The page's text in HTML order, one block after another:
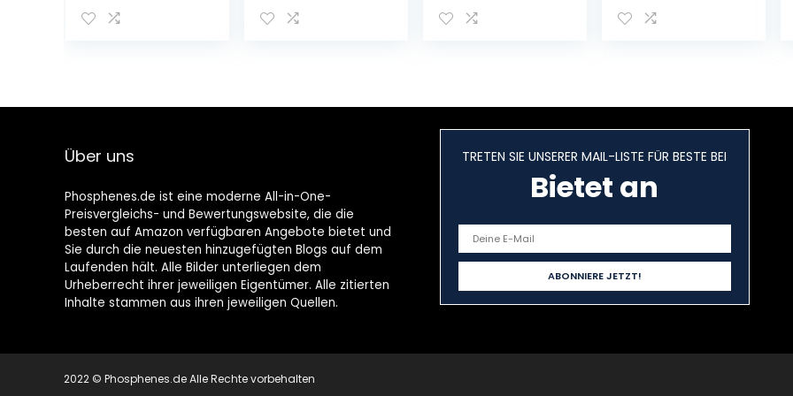
für Sony
Multi-Terminal –
RM-VPR1
A7 A9 RX0 II
Interface-
er Drahtauslöser
Kompatibel für
Fujifilm kameras
A7R3A A7SIII A9II
A7RIII A7III A9
RX0II Kamera
Update)
Über uns
Phosphenes.de ist eine moderne All-in-One-
Preisvergleichs- und Bewertungswebsite, die die
besten auf Amazon verfügbaren Angebote bietet und
Sie durch die neuesten hinzugefügten Blogs auf dem
Laufenden hält. Alle Bilder unterliegen dem
Urheberrecht ihrer jeweiligen Eigentümer. Alle zitierten
Inhalte stammen aus ihren jeweiligen Quellen.
TRETEN SIE UNSERER MAIL-LISTE FÜR BESTE BEI
Bietet an
2022 © Phosphenes.de Alle Rechte vorbehalten